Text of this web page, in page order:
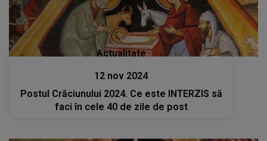
Actualitate
12 nov 2024
Postul Crăciunului 2024. Ce este INTERZIS să
faci în cele 40 de zile de post